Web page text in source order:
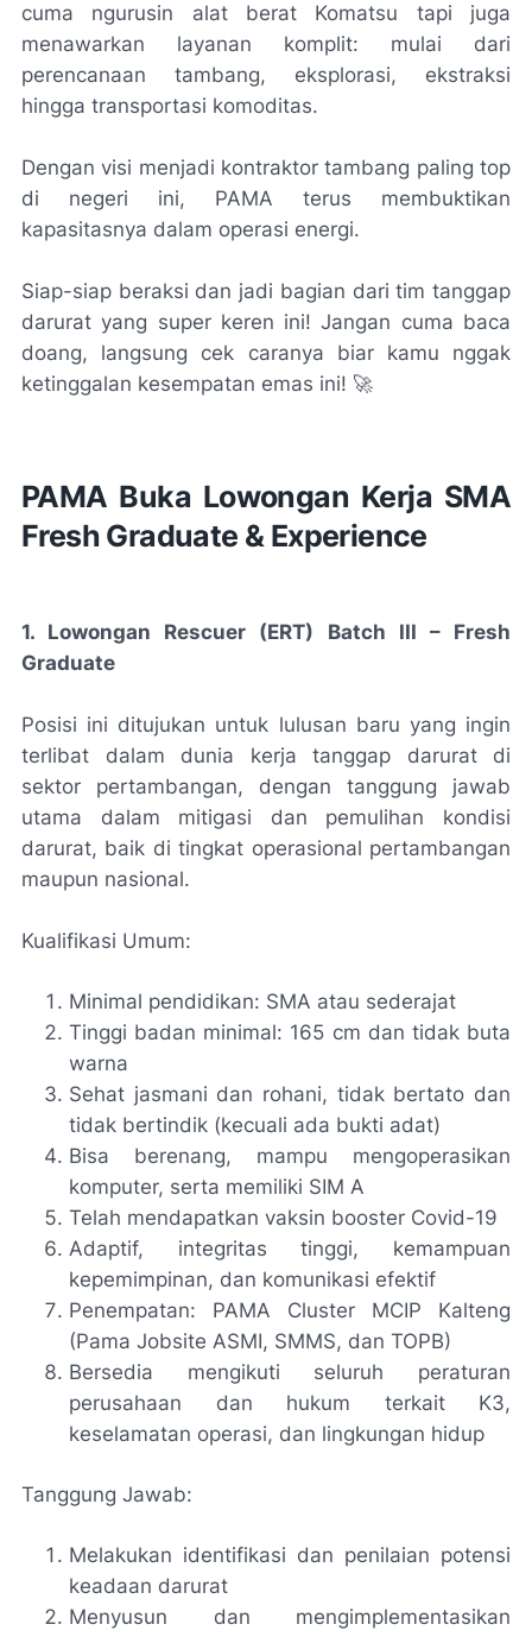
cuma ngurusin alat berat Komatsu tapi juga
menawarkan layanan komplit: mulai dari
perencanaan tambang, eksplorasi, ekstraksi
hingga transportasi komoditas.
Dengan visi menjadi kontraktor tambang paling top
di negeri ini, PAMA terus membuktikan
kapasitasnya dalam operasi energi.
Siap-siap beraksi dan jadi bagian dari tim tanggap
darurat yang super keren ini! Jangan cuma baca
doang, langsung cek caranya biar kamu nggak
ketinggalan kesempatan emas ini! 🚀
PAMA Buka Lowongan Kerja SMA
Fresh Graduate & Experience
1. Lowongan Rescuer (ERT) Batch III – Fresh
Graduate
Posisi ini ditujukan untuk lulusan baru yang ingin
terlibat dalam dunia kerja tanggap darurat di
sektor pertambangan, dengan tanggung jawab
utama dalam mitigasi dan pemulihan kondisi
darurat, baik di tingkat operasional pertambangan
maupun nasional.
Kualifikasi Umum:
Minimal pendidikan: SMA atau sederajat
Tinggi badan minimal: 165 cm dan tidak buta
warna
Sehat jasmani dan rohani, tidak bertato dan
tidak bertindik (kecuali ada bukti adat)
Bisa berenang, mampu mengoperasikan
komputer, serta memiliki SIM A
Telah mendapatkan vaksin booster Covid-19
Adaptif, integritas tinggi, kemampuan
kepemimpinan, dan komunikasi efektif
Penempatan: PAMA Cluster MCIP Kalteng
(Pama Jobsite ASMI, SMMS, dan TOPB)
Bersedia mengikuti seluruh peraturan
perusahaan dan hukum terkait K3,
keselamatan operasi, dan lingkungan hidup
Tanggung Jawab:
Melakukan identifikasi dan penilaian potensi
keadaan darurat
Menyusun dan mengimplementasikan